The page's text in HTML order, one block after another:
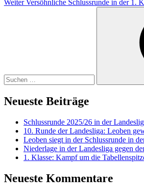
Weiter Versöhnliche Schlussrunde in der 1.
Neueste Beiträge
Schlussrunde 2025/26 in der
10. Runde der Landesliga: Leoben
Leoben siegt in der Schlussrunde in
Niederlage in der Landesliga gegen
1. Klasse: Kampf um die
Neueste Kommentare